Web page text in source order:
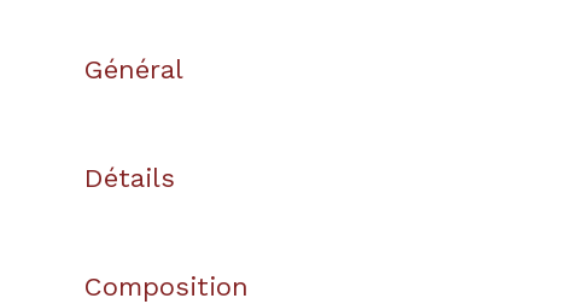
Général
Détails
Composition